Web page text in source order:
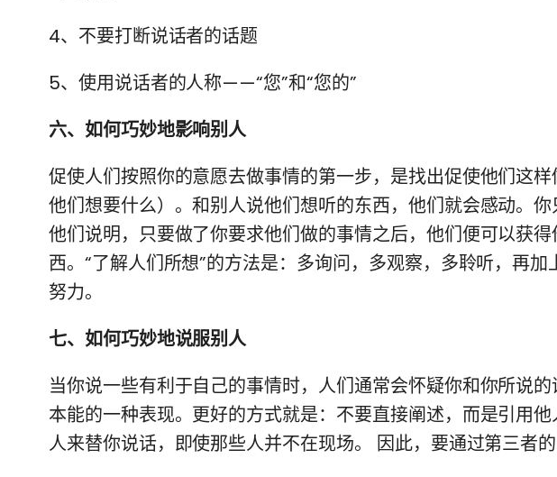
4、不要打断说话者的话题
5、使用说话者的人称——“您”和“您的”
六、如何巧妙地影响别人
促使人们按照你的意愿去做事情的第一步，是找出促使他们这
他们想要什么）。和别人说他们想听的东西，他们就会感动。
他们说明，只要做了你要求他们做的事情之后，他们便可以获
西。“了解人们所想”的方法是：多询问，多观察，多聆听，再加
努力。
七、如何巧妙地说服别人
当你说一些有利于自己的事情时，人们通常会怀疑你和你所说
本能的一种表现。更好的方式就是：不要直接阐述，而是引用
人来替你说话，即使那些人并不在现场。 因此，要通过第三者的